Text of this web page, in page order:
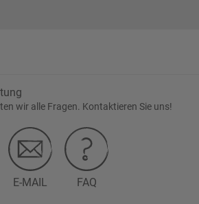
wir alle Fragen. Kontaktieren Sie uns!
E-MAIL FAQ